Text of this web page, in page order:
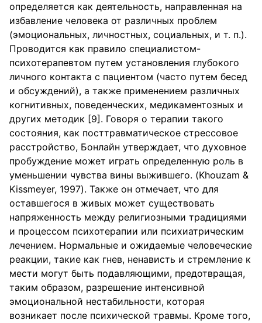
определяется как деятельность, направленная на
избавление человека от различных проблем
(эмоциональных, личностных, социальных, и т. п.).
Проводится как правило специалистом-
психотерапевтом путем установления глубокого
личного контакта с пациентом (часто путем бесед
и обсуждений), а также применением различных
когнитивных, поведенческих, медикаментозных и
других методик [9]. Говоря о терапии такого
состояния, как посттравматическое стрессовое
расстройство, Бонлайн утверждает, что духовное
пробуждение может играть определенную роль в
уменьшении чувства вины выжившего. (Khouzam &
Kissmeyer, 1997). Также он отмечает, что для
оставшегося в живых может существовать
напряженность между религиозными традициями
и процессом психотерапии или психиатрическим
лечением. Нормальные и ожидаемые человеческие
реакции, такие как гнев, ненависть и стремление к
мести могут быть подавляющими, предотвращая,
таким образом, разрешение интенсивной
эмоциональной нестабильности, которая
возникает после психической травмы. Кроме того,